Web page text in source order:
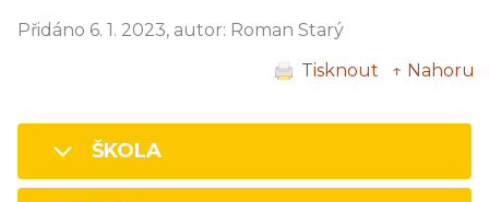
Přidáno 6. 1. 2023, autor: Roman Starý
Tisknout
↑ Nahoru
ŠKOLA